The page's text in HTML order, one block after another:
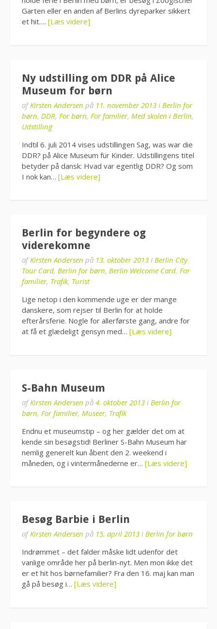
Garten eller en anden af Berlins dyreparker sikkert
et hit…. [Læs videre]
Ny udstilling om DDR på Alice
Museum for børn
afKirsten Andersen på 11. november 2013 i Berlin for
børn, DDR, For børn, For familier, Med skolen i Berlin,
Udstilling
Indtil 6. juli 2014 vises udstillingen Sag, was war die
DDR? på Alice Museum für Kinder. Udstillingens titel
betyder på dansk: Hvad var egentlig DDR? Og som
I nok kan… [Læs videre]
Berlin for begyndere og
viderekomne
afKirsten Andersen på 13. oktober 2013 i Berlin City
Tour Card, Berlin for børn, Berlin Welcome Card, For
familier, Trafik, Turist
Lige netop i den kommende uge er der mange
danskere, som rejser til Berlin for at holde
efterårsferie. Nogle for allerførste gang, andre for
at få et glædeligt gensyn med… [Læs videre]
S-Bahn Museum
afKirsten Andersen på 4. oktober 2013 i Berlin for
børn, For familier, Museer, Trafik
Endnu et museumstip – og her gælder det om at
kende sin besøgstid! Berliner S-Bahn Museum har
nemlig generelt kun åbent den 2. weekend i
måneden, og i vintermånederne er… [Læs videre]
Besøg Barbie i Berlin
afKirsten Andersen på 15. april 2013 i Berlin for børn
Indrømmet – det falder måske lidt udenfor det
vanlige område her på berlin-nyt. Men mon ikke det
er et hit hos børnefamilier? Fra den 16. maj kan man
gå på besøg i… [Læs videre]